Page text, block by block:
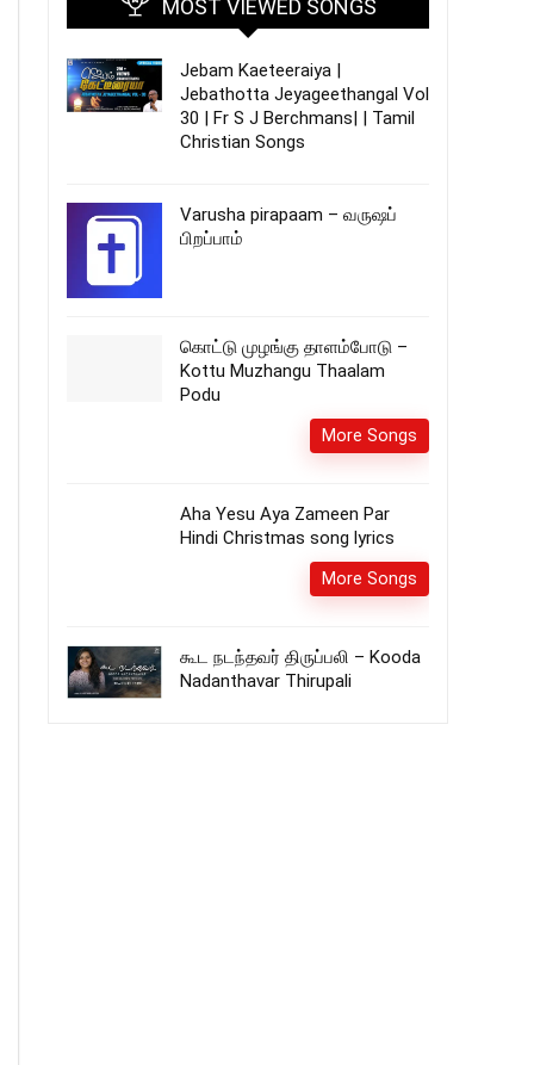
MOST VIEWED SONGS
Jebam Kaeteeraiya |
Jebathotta Jeyageethangal Vol
30 | Fr S J Berchmans| | Tamil
Christian Songs
Varusha pirapaam – வருஷப்
பிறப்பாம்
கொட்டு முழங்கு தாளம்போடு –
Kottu Muzhangu Thaalam
Podu
More Songs
Aha Yesu Aya Zameen Par
Hindi Christmas song lyrics
More Songs
கூட நடந்தவர் திருப்பலி – Kooda
Nadanthavar Thirupali